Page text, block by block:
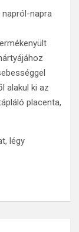
napra
alakul ki az
placenta,
légy